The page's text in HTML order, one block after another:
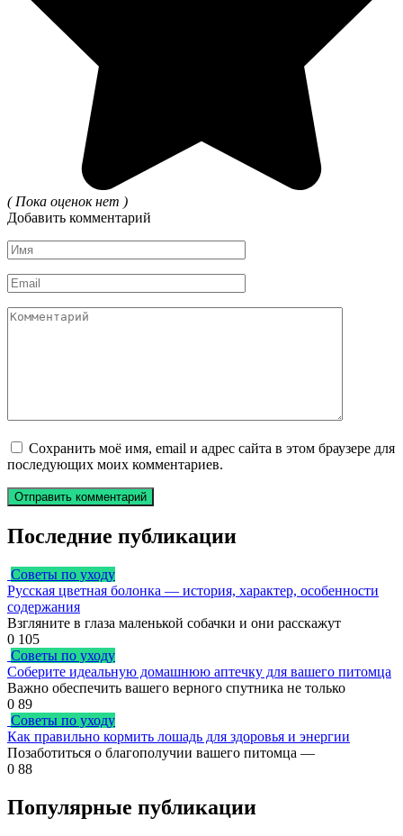
( Пока оценок нет )
Добавить комментарий
Имя
*
Email
*
Комментарий
Сохранить моё имя, email и адрес сайта в этом браузере для
последующих моих комментариев.
Последние публикации
Советы по уходу
Русская цветная болонка — история, характер, особенности
содержания
Взгляните в глаза маленькой собачки и они расскажут
0 105
Советы по уходу
Соберите идеальную домашнюю аптечку для вашего питомца
Важно обеспечить вашего верного спутника не только
0 89
Советы по уходу
Как правильно кормить лошадь для здоровья и энергии
Позаботиться о благополучии вашего питомца —
0 88
Популярные публикации